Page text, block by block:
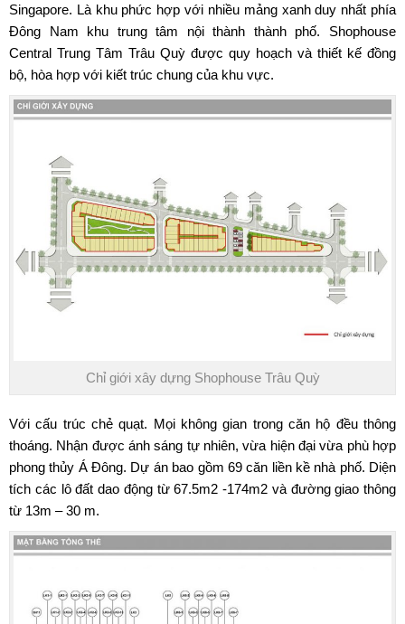
Singapore. Là khu phức hợp với nhiều mảng xanh duy nhất phía
Đông Nam khu trung tâm nội thành thành phố. Shophouse
Central Trung Tâm Trâu Quỳ được quy hoạch và thiết kế đồng
bộ, hòa hợp với kiết trúc chung của khu vực.
Chỉ giới xây dựng Shophouse Trâu Quỳ
Với cấu trúc chẻ quạt. Mọi không gian trong căn hộ đều thông
thoáng. Nhận được ánh sáng tự nhiên, vừa hiện đại vừa phù hợp
phong thủy Á Đông. Dự án bao gồm 69 căn liền kề nhà phố. Diện
tích các lô đất dao động từ 67.5m2 -174m2 và đường giao thông
từ 13m – 30 m.